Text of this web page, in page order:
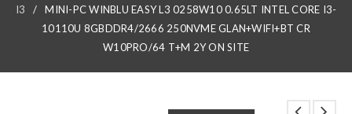
I3
/
MINI-PC WINBLU EASY L3 0258W10 0.65LT INTEL CORE I3-
10110U 8GBDDR4/2666 250NVME GLAN+WIFI+BT CR
W10PRO/64 T+M 2Y ON SITE